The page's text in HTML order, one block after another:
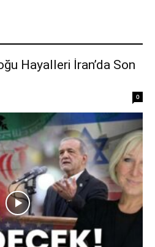
Hayalleri İran’da Son
0